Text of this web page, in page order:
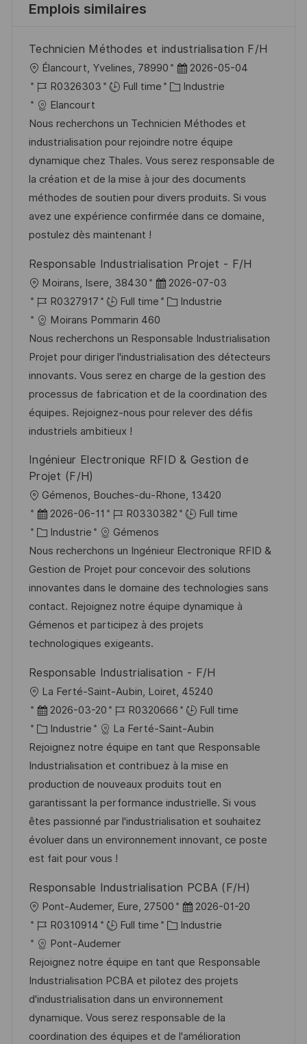
Emplois similaires
Technicien Méthodes et industrialisation F/H
o
c
a
l
i
s
a
t
i
n
Élancourt, Yvelines, 78990
D
a
e
d
’
a
f
f
h
a
g
2026-05-04
R
é
f
é
r
e
n
c
e
u
p
o
s
t
e
R0326303 Full time
C
t
é
g
o
r
i
Industrie
Elancourt
Nous recherchons un Technicien Méthodes et
industrialisation pour rejoindre notre équipe
dynamique chez Thales. Vous serez responsable de
la création et de la mise à jour des documents
méthodes de soutien pour divers produits. Si vous
avez une expérience confirmée dans ce domaine,
postulez dès maintenant !
Responsable Industrialisation Projet - F/H
o
c
a
l
i
s
a
t
o
Moirans, Isere, 38430
D
a
t
e
d
’
a
f
c
2026-07-03
R
é
f
é
r
e
n
c
d
o
R0327917 Full time
C
t
é
g
o
r
Industrie
Moirans Pommarin 460
Nous recherchons un Responsable Industrialisation
Projet pour diriger l'industrialisation des détecteurs
innovants. Vous serez en charge de la gestion des
processus de fabrication et de la coordination des
équipes. Rejoignez-nous pour relever des défis
industriels ambitieux !
Ingénieur Electronique RFID & Gestion de
Projet (F/H)
o
c
a
l
i
s
a
t
o
n
Gémenos, Bouches-du-Rhone, 13420
D
a
t
e
d
’
a
f
i
c
h
a
g
e
2026-06-11
R
é
f
é
r
e
n
c
d
u
p
o
s
t
e
R0330382
Full time
C
a
t
é
g
o
r
e
Industrie
Gémenos
Nous recherchons un Ingénieur Electronique RFID &
Gestion de Projet pour concevoir des solutions
innovantes dans le domaine des technologies sans
contact. Rejoignez notre équipe dynamique à
Gémenos et participez à des projets
technologiques exigeants.
Responsable Industrialisation - F/H
o
c
a
l
i
s
a
t
i
n
La Ferté-Saint-Aubin, Loiret, 45240
D
a
t
e
d
’
a
f
f
c
h
a
g
e
2026-03-20
R
é
f
é
r
e
n
c
e
u
p
o
s
t
e
R0320666
Full time
C
a
t
é
g
o
r
i
Industrie
La Ferté-Saint-Aubin
Rejoignez notre équipe en tant que Responsable
Industrialisation et contribuez à la mise en
production de nouveaux produits tout en
garantissant la performance industrielle. Si vous
êtes passionné par l'industrialisation et souhaitez
évoluer dans un environnement innovant, ce poste
est fait pour vous !
Responsable Industrialisation PCBA (F/H)
o
c
a
l
i
s
a
Pont-Audemer, Eure, 27500
D
a
e
d
’
a
f
2026-01-20
R
é
f
é
r
e
n
R0310914 Full time
C
t
é
g
o
r
Industrie
Pont-Audemer
Rejoignez notre équipe en tant que Responsable
Industrialisation PCBA et pilotez des projets
d'industrialisation dans un environnement
dynamique. Vous serez responsable de la
coordination des équipes et de l'amélioration